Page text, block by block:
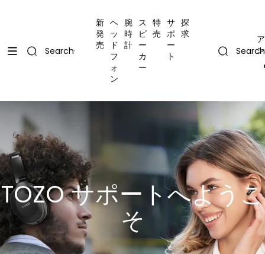
Search
新
発
売
ヘ
ッ
ド
フ
ォ
ン
腕
時
計
ス
ピ
ー
カ
ー
特
売
サ
ポ
ー
ト
探
求
Search
TOZO サポートへようこ
そ